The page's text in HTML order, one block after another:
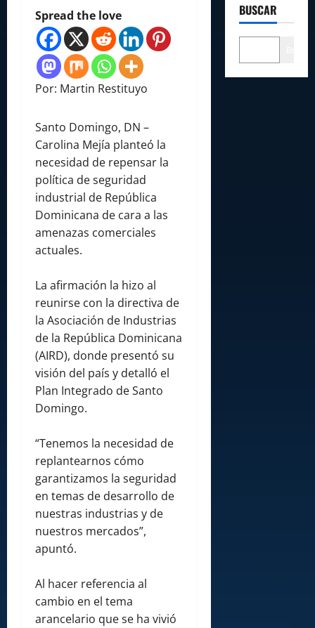
Spread the love
Por: Martin Restituyo
Santo Domingo, DN –
Carolina Mejía planteó la
necesidad de repensar la
política de seguridad
industrial de República
Dominicana de cara a las
amenazas comerciales
actuales.
La afirmación la hizo al
reunirse con la directiva de
la Asociación de Industrias
de la República Dominicana
(AIRD), donde presentó su
visión del país y detalló el
Plan Integrado de Santo
Domingo.
“Tenemos la necesidad de
replantearnos cómo
garantizamos la seguridad
en temas de desarrollo de
nuestras industrias y de
nuestros mercados”,
apuntó.
Al hacer referencia al
cambio en el tema
arancelario que se ha vivió
BUSCAR